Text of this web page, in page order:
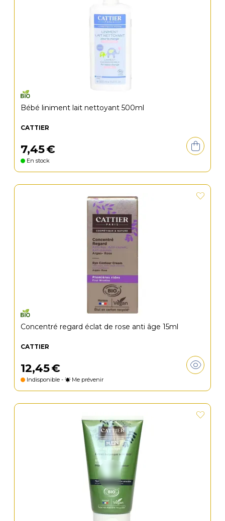
Bébé liniment lait nettoyant 500ml
CATTIER
7,45€
En stock
Concentré regard éclat de rose anti âge 15ml
CATTIER
12,45€
Indisponible - Me prévenir